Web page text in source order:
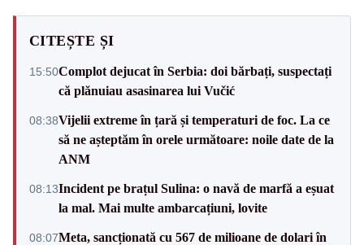
CITEȘTE ȘI
15:50Complot dejucat în Serbia: doi bărbați, suspectați
că plănuiau asasinarea lui Vučić
08:38Vijelii extreme în țară și temperaturi de foc. La ce
să ne așteptăm în orele următoare: noile date de la
ANM
08:13Incident pe brațul Sulina: o navă de marfă a eșuat
la mal. Mai multe ambarcațiuni, lovite
08:07Meta, sancționată cu 567 de milioane de dolari în